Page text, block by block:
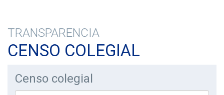
TRANSPARENCIA
CENSO COLEGIAL
Censo colegial